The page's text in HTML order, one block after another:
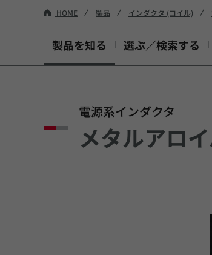
HOME 製品 インダクタ (コイル)
製品を知る 選ぶ／検索する
電源系インダクタ
メタルアロ